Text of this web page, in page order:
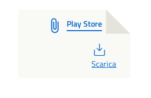
Play Store
PDF
Scarica